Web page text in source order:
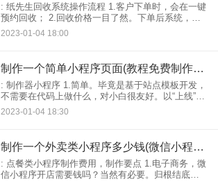
: 纸先生回收系统操作流程 1.客户下单时，会在一键
预约回收； 2.回收价格一目了然。下单后系统，确
定上门时间，后台立即安排回收人员上门回收。之
后系统将开启回收和路径打卡后台监控功能。
2023-01-04 18:00
制作一个简单小程序页面(教程免费制作一个知识科普类微信小程序)
: 制作器小程序 1.简单。毕竟是基于站点模板开发，
不需要在代码上做什么，对小白很友好。以“上线”小
程序制作平台为例。开发的流程主要有选择模板，
视觉修改模板，相对困难的是修改：但也就是说，
2023-01-04 18:30
制作一个外卖类小程序多少钱(微信小程序不同制作方法要多少钱)
: 点餐类小程序制作费用，制作要点 1.电子商务，微
信小程序开店需要钱吗？当然有必要。归根结底电